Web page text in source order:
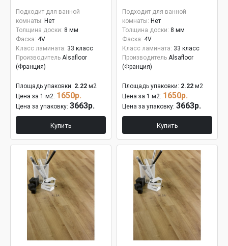
Подходит для ванной
комнаты: Нет
Толщина доски: 8 мм
Фаска: 4V
Класс ламината: 33 класс
Производитель Alsafloor
(Франция)
Площадь упаковки: 2.22 м2
Цена за 1 м2: 1650р.
Цена за упаковку: 3663р.
Купить
Подходит для ванной
комнаты: Нет
Толщина доски: 8 мм
Фаска: 4V
Класс ламината: 33 класс
Производитель Alsafloor
(Франция)
Площадь упаковки: 2.22 м2
Цена за 1 м2: 1650р.
Цена за упаковку: 3663р.
Купить